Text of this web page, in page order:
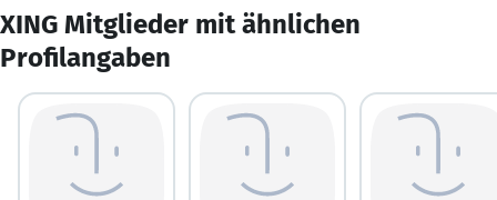
XING Mitglieder mit ähnlichen
Profilangaben